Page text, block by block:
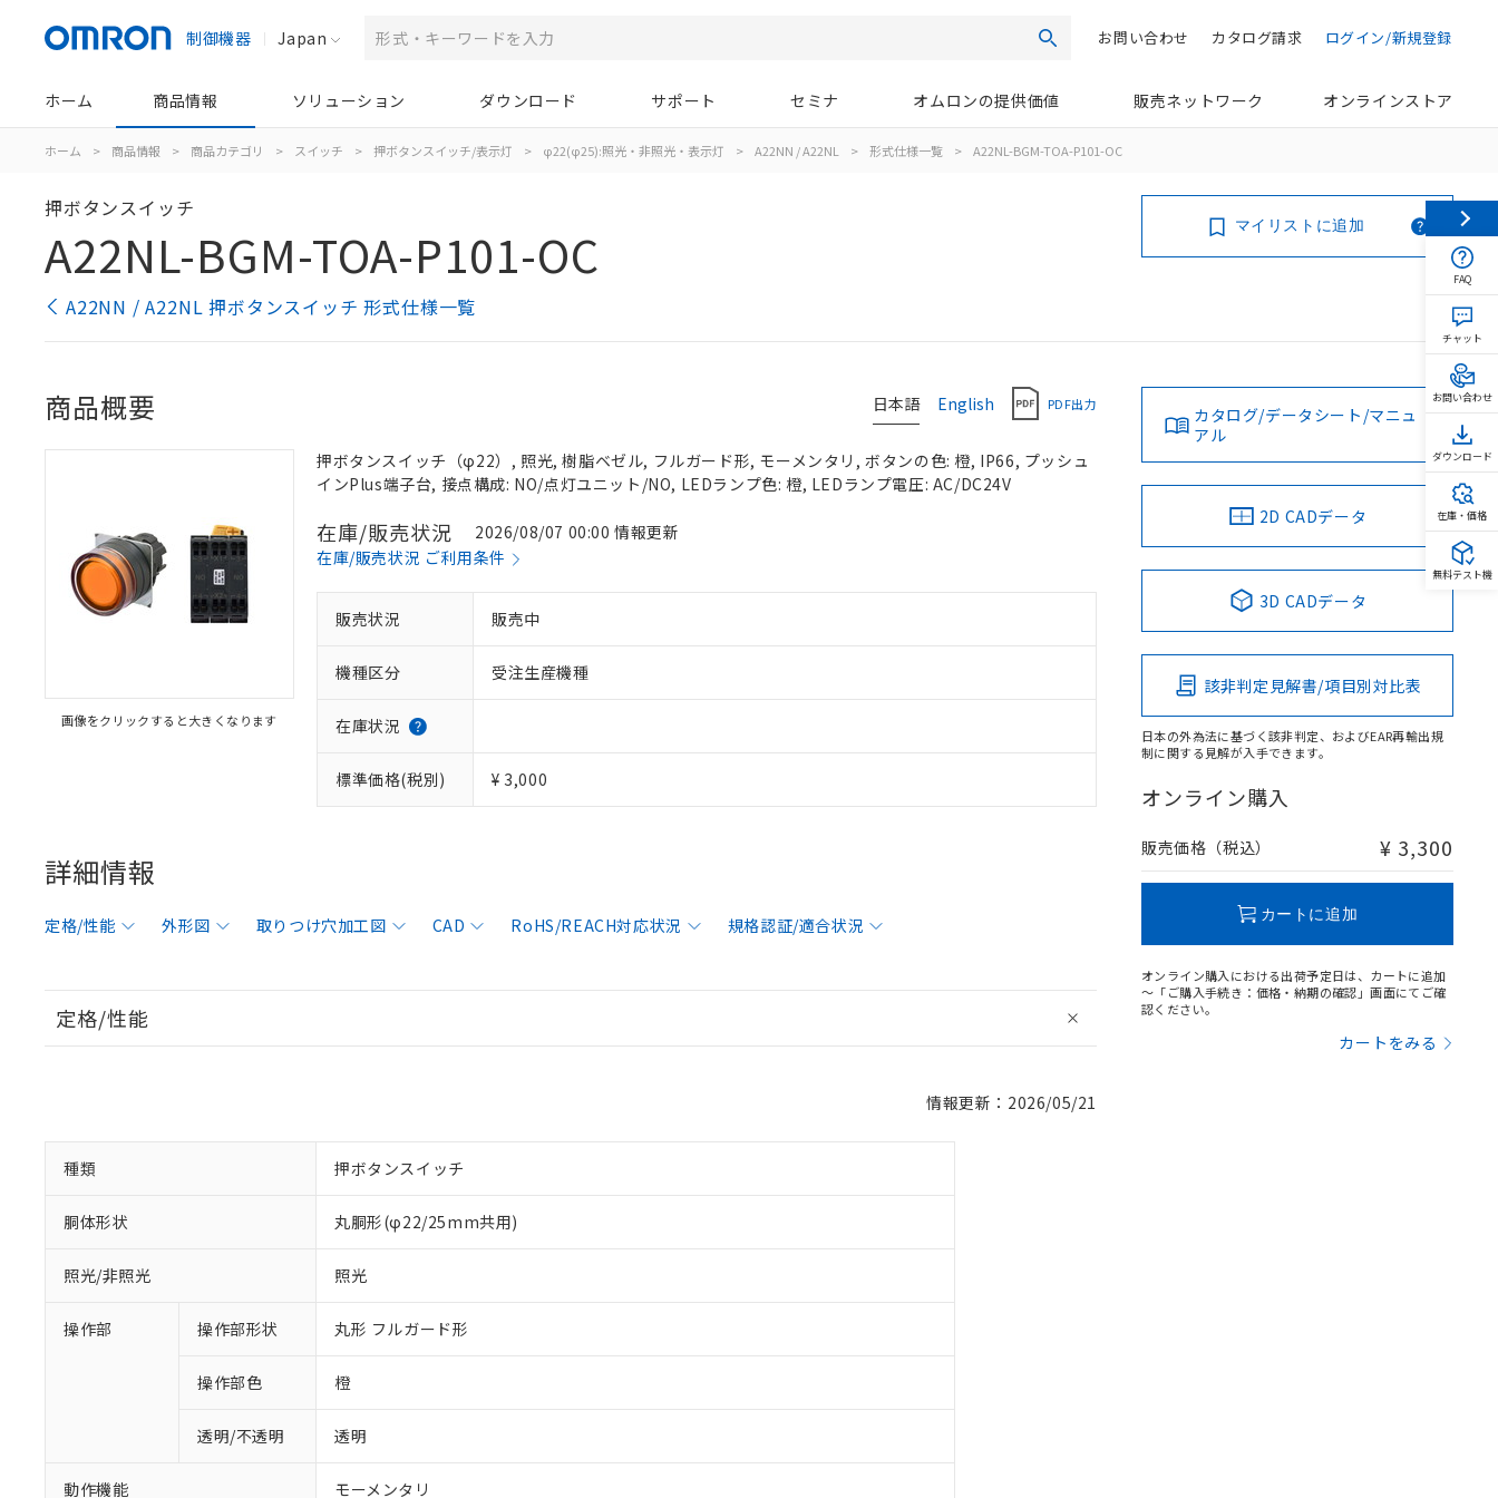
制御機器 Japan 検索 ログイン/新規登録
カタログ請求
お問い合わせ
ホーム 商品情報 ソリューション ダウンロード サポート セミナ オムロンの提供価値 販売ネットワーク オンラインストア
ホーム > 商品情報 > 商品カテゴリ > スイッチ > 押ボタンスイッチ/表示灯 > φ22(φ25):照光・非照光・表示灯 > A22NN / A22NL > 形式仕様一覧 > A22NL-BGM-TOA-P101-OC
押ボタンスイッチ
A22NL-BGM-TOA-P101-OC
A22NN / A22NL 押ボタンスイッチ 形式仕様一覧
マイリストに追加
日本語 English PDF出力
商品概要
画像をクリックすると大きくなります
押ボタンスイッチ（φ22）, 照光, 樹脂ベゼル, フルガード形, モーメンタリ, ボタンの色: 橙, IP66, プッシュ
インPlus端子台, 接点構成: NO/点灯ユニット/NO, LEDランプ色: 橙, LEDランプ電圧: AC/DC24V
在庫/販売状況
2026/08/07 00:00 情報更新
在庫/販売状況 ご利用条件
販売状況 販売中
機種区分 受注生産機種
在庫状況
標準価格(税別) ¥ 3,000
詳細情報
定格/性能 外形図 取りつけ穴加工図 CAD RoHS/REACH対応状況 規格認証/適合状況
定格/性能
情報更新：2026/05/21
種類 押ボタンスイッチ
胴体形状 丸胴形(φ22/25mm共用)
照光/非照光 照光
操作部 操作部形状 丸形 フルガード形
操作部色 橙
透明/不透明 透明
動作機能 モーメンタリ
カタログ/データシート/マニュ
アル
2D CADデータ
3D CADデータ
該非判定見解書/項目別対比表
日本の外為法に基づく該非判定、およびEAR再輸出規
制に関する見解が入手できます。
オンライン購入
販売価格（税込） ¥ 3,300
カートに追加
オンライン購入における出荷予定日は、カートに追加
～「ご購入手続き：価格・納期の確認」画面にてご確
認ください。
カートをみる
FAQ
チャット
お問い合わせ
ダウンロード
在庫・価格
無料テスト機